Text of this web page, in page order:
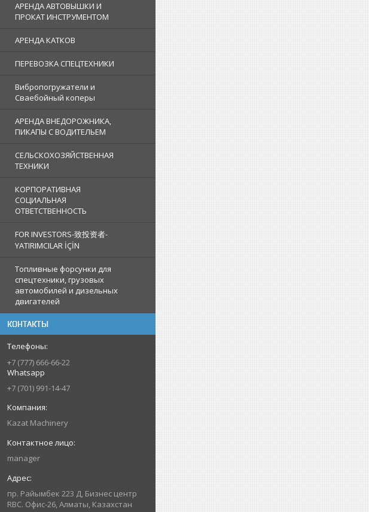
АРЕНДА АВТОВЫШКИ И
ПРОКАТ ИНСТРУМЕНТОМ
АРЕНДА КАТКОВ
ПЕРЕВОЗКА СПЕЦТЕХНИКИ
Вибропогружатели и
Сваебойный коперы
АРЕНДА ВНЕДОРОЖНИКА,
ПИКАПЫ С ВОДИТЕЛЬЕМ
СЕЛЬСКОХОЗЯЙСТВЕННАЯ
ТЕХНИКИ
КОРПОРАТИВНАЯ
СОЦИАЛЬНАЯ
ОТВЕТСТВЕННОСТЬ
FOR INVESTORS-致投资者-
YATIRIMCILAR İÇİN
Топливные форсунки для
спецтехники, грузовых
автомобилей и дизельных
двигателей
КОНТАКТЫ
+7 (777) 666-66-22
Whatsapp
+7 (701) 991-14-47
Kazat Machinery
manager
пр. Райымбек 223 Д, Бизнес центр
RBC. Офис-26, Алматы, Казахстан